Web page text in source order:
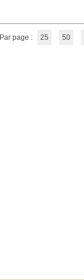
Par page : 25 50